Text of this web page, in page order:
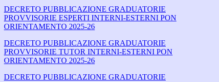
DECRETO PUBBLICAZIONE GRADUATORIE
PROVVISORIE ESPERTI INTERNI-ESTERNI PON
ORIENTAMENTO 2025-26
DECRETO PUBBLICAZIONE GRADUATORIE
PROVVISORIE TUTOR INTERNI-ESTERNI PON
ORIENTAMENTO 2025-26
DECRETO PUBBLICAZIONE GRADUATORIE